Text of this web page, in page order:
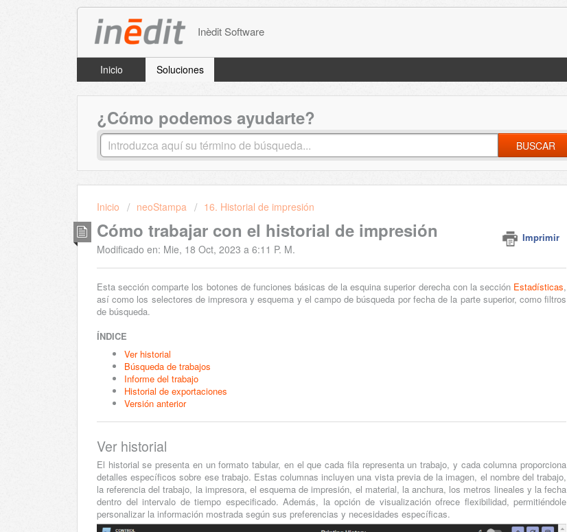
Inèdit Software
Inicio Soluciones
¿Cómo podemos ayudarte?
BUSCAR
Inicio neoStampa 16. Historial de impresión
Cómo trabajar con el historial de impresión Imprimir
Modificado en: Mie, 18 Oct, 2023 a 6:11 P. M.
Esta sección comparte los botones de funciones básicas de la esquina superior derecha con la sección Estadísticas,
así como los selectores de impresora y esquema y el campo de búsqueda por fecha de la parte superior, como filtros
de búsqueda.
ÍNDICE
Ver historial
Búsqueda de trabajos
Informe del trabajo
Historial de exportaciones
Versión anterior
Ver historial
El historial se presenta en un formato tabular, en el que cada fila representa un trabajo, y cada columna proporciona
detalles específicos sobre ese trabajo. Estas columnas incluyen una vista previa de la imagen, el nombre del trabajo,
la referencia del trabajo, la impresora, el esquema de impresión, el material, la anchura, los metros lineales y la fecha
dentro del intervalo de tiempo especificado. Además, la opción de visualización ofrece flexibilidad, permitiéndole
personalizar la información mostrada según sus preferencias y necesidades específicas.